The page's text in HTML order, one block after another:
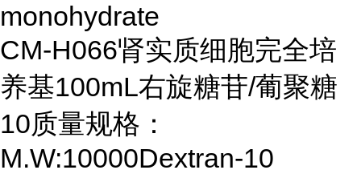
monohydrate
CM-H066肾实质细胞完全培
养基100mL右旋糖苷/葡聚糖
10质量规格：
M.W:10000Dextran-10